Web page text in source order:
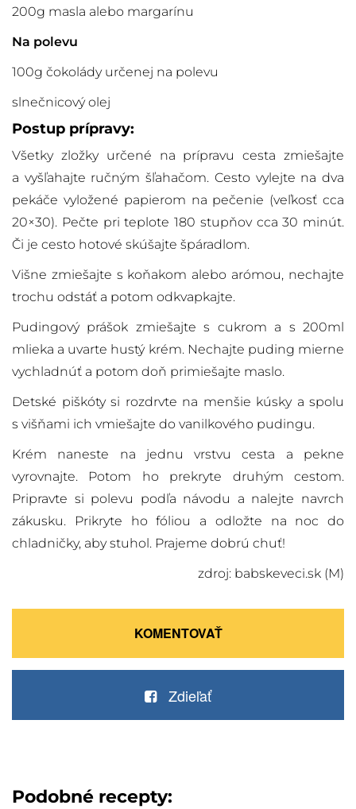
200g masla alebo margarínu
Na polevu
100g čokolády určenej na polevu
slnečnicový olej
Postup prípravy:
Všetky zložky určené na prípravu cesta zmiešajte
a vyšľahajte ručným šľahačom. Cesto vylejte na dva
pekáče vyložené papierom na pečenie (veľkosť cca
20×30). Pečte pri teplote 180 stupňov cca 30 minút.
Či je cesto hotové skúšajte špáradlom.
Višne zmiešajte s koňakom alebo arómou, nechajte
trochu odstáť a potom odkvapkajte.
Pudingový prášok zmiešajte s cukrom a s 200ml
mlieka a uvarte hustý krém. Nechajte puding mierne
vychladnúť a potom doň primiešajte maslo.
Detské piškóty si rozdrvte na menšie kúsky a spolu
s višňami ich vmiešajte do vanilkového pudingu.
Krém naneste na jednu vrstvu cesta a pekne
vyrovnajte. Potom ho prekryte druhým cestom.
Pripravte si polevu podľa návodu a nalejte navrch
zákusku. Prikryte ho fóliou a odložte na noc do
chladničky, aby stuhol. Prajeme dobrú chuť!
zdroj: babskeveci.sk (M)
KOMENTOVAŤ
Zdieľať
Podobné recepty: